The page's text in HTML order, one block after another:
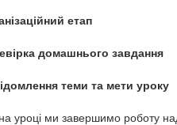
етап
домашнього завдання
теми та мети уроку
уроці ми завершимо роботу